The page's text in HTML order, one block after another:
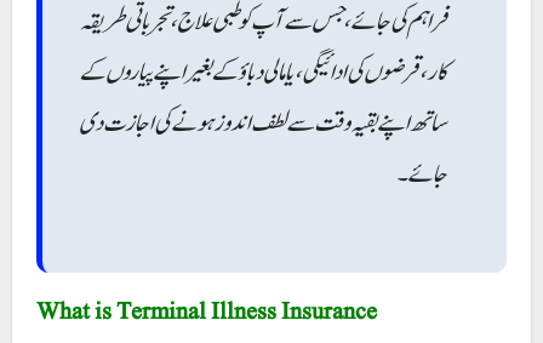
فراہم کی جائے، جس سے آپ کو طبی علاج، تجرباتی طریقہ
کار، قرضوں کی ادائیگی، یا مالی دباؤ کے بغیر اپنے پیاروں کے
ساتھ اپنے بقیہ وقت سے لطف اندوز ہونے کی اجازت دی
جائے۔
What is Terminal Illness Insurance